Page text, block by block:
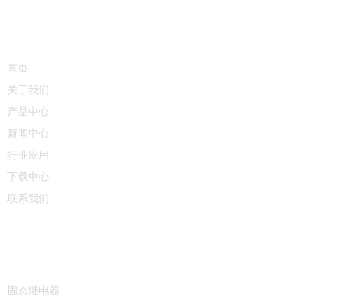
首页
关于我们
产品中心
新闻中心
行业应用
下载中心
联系我们
固态继电器